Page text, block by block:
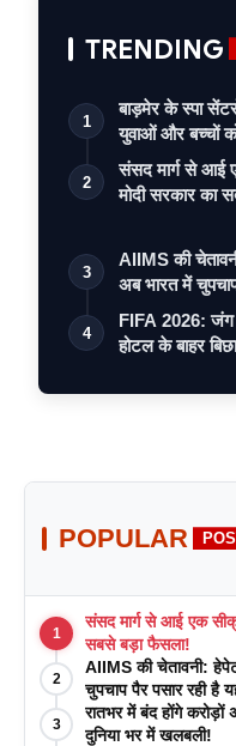
TRENDING
1
बाड़मेर के स्पा
युवाओं और बच्चों
2
संसद मार्ग से आई
मोदी सरकार का
3
AIIMS की
अब भारत में
4
FIFA 2026: जंग
होटल के बाहर
POPULAR
1
संसद मार्ग से आई एक
सबसे बड़ा फैसला!
2
AIIMS की चेतावनी:
चुपचाप पैर पसार रही है
3
रातभर में बंद होंगे
दुनिया भर में खलबली!